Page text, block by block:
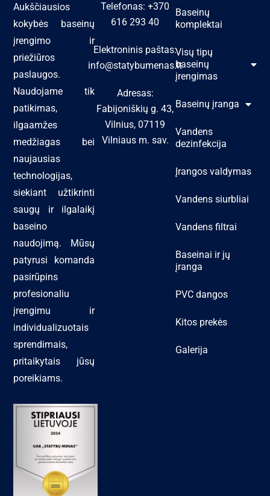
Aukščiausios
kokybės baseinų
įrengimo ir
priežiūros
paslaugos.
Naudojame tik
patikimas,
ilgaamžes
medžiagas bei
naujausias
technologijas,
siekiant užtikrinti
saugų ir ilgalaikį
baseino
naudojimą. Mūsų
patyrusi komanda
pasirūpins
profesionaliu
įrengimu ir
individualizuotais
sprendimais,
pritaikytais jūsų
poreikiams.
Telefonas: +370
616 293 40
Elektroninis paštas:
info@statybumenas.lt
Adresas:
Fabijoniškių g. 43,
Vilnius, 07119
Vilniaus m. sav.
Baseinų
komplektai
Visų tipų
baseinų
įrengimas
Baseinų įranga
Vandens
dezinfekcija
Įrangos valdymas
Vandens siurbliai
Vandens filtrai
Baseinai ir jų
įranga
PVC dangos
Kitos prekės
Galerija